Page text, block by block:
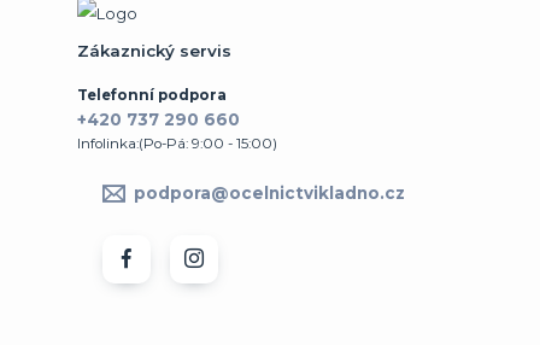
Zákaznický servis
Telefonní podpora
+420 737 290 660
Infolinka:(Po-Pá: 9:00 - 15:00)
podpora@ocelnictvikladno.cz